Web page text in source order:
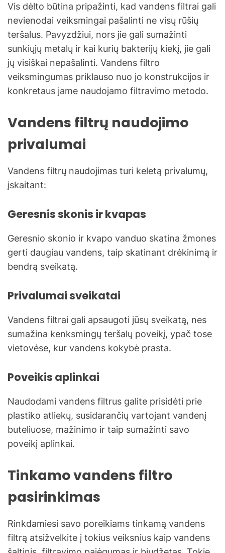
Vis dėlto būtina pripažinti, kad vandens filtrai gali
nevienodai veiksmingai pašalinti ne visų rūšių
teršalus. Pavyzdžiui, nors jie gali sumažinti
sunkiųjų metalų ir kai kurių bakterijų kiekį, jie gali
jų visiškai nepašalinti. Vandens filtro
veiksmingumas priklauso nuo jo konstrukcijos ir
konkretaus jame naudojamo filtravimo metodo.
Vandens filtrų naudojimo
privalumai
Vandens filtrų naudojimas turi keletą privalumų,
įskaitant:
Geresnis skonis ir kvapas
Geresnio skonio ir kvapo vanduo skatina žmones
gerti daugiau vandens, taip skatinant drėkinimą ir
bendrą sveikatą.
Privalumai sveikatai
Vandens filtrai gali apsaugoti jūsų sveikatą, nes
sumažina kenksmingų teršalų poveikį, ypač tose
vietovėse, kur vandens kokybė prasta.
Poveikis aplinkai
Naudodami vandens filtrus galite prisidėti prie
plastiko atliekų, susidarančių vartojant vandenį
buteliuose, mažinimo ir taip sumažinti savo
poveikį aplinkai.
Tinkamo vandens filtro
pasirinkimas
Rinkdamiesi savo poreikiams tinkamą vandens
filtrą atsižvelkite į tokius veiksnius kaip vandens